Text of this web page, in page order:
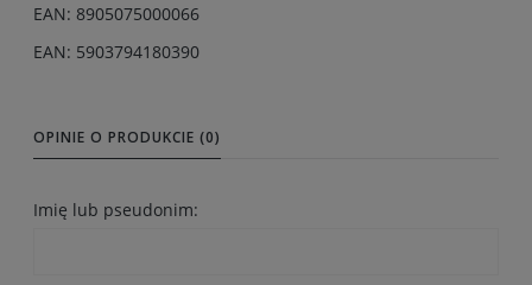
EAN: 8905075000066
EAN: 5903794180390
OPINIE O PRODUKCIE (0)
Imię lub pseudonim: